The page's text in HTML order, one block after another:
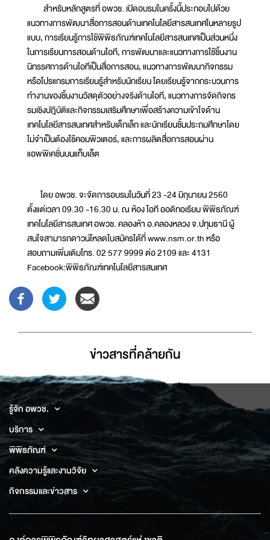
สำหรับหลักสูตรที่ อพวช. เปิดอบรมในครั้งนี้ประกอบไปด้วย
แนวทางการพัฒนาสื่อการสอนด้านเทคโนโลยีสารสนเทศในหลายรูป
แบบ, การเรียนรู้การใช้พิพิธภัณฑ์เทคโนโลยีสารสนเทศเป็นส่วนหนึ่ง
ในการเรียนการสอนด้านไอที, การพัฒนาและแนวทางการใช้ชิ้นงาน
นิทรรศการด้านไอทีเป็นสื่อการสอน, แนวทางการพัฒนากิจกรรม
หรือโปรแกรมการเรียนรู้สำหรับนักเรียน โดยเรียนรู้จากกระบวนการ
ทำงานของชิ้นงานวัสดุตัวอย่างจริงด้านไอที, แนวทางการจัดกิจกร
รมเชิงปฎิบัติและกิจกรรมเสริมศึกษาเพื่อสร้างความเข้าใจด้าน
เทคโนโลยีสารสนเทศสำหรับเด็กเล็ก และนักเรียนชั้นประถมศึกษาโดย
ไม่จำเป็นต้องใช้คอมพิวเตอร์, และการผลิตสื่อการสอนผ่าน
แอพพิเคชั่นบนแท็บเล็ต
โดย อพวช. จะจัดการอบรมในวันที่ 23 -24 มิถุนายน 2560
ตั้งแต่เวลา 09.30 -16.30 น. ณ ห้อง ไอที ออดิทอเรียม พิพิธภัณฑ์
เทคโนโลยีสารสนเทศ อพวช. คลองห้า อ.คลองหลวง จ.ปทุมธานี ผู้
สนใจสามารถดาวน์โหลดใบสมัครได้ที่ www.nsm.or.th หรือ
สอบถามเพิ่มเติมโทร. 02 577 9999 ต่อ 2109 และ 4131
Facebook:พิพิธภัณฑ์เทคโนโลยีสารสนเทศ
ข่าวสารที่่คล้ายกัน
รู้จัก อพวช.
บริการ
พิพิธภัณฑ์
คลังความรู้และงานวิจัย
กิจกรรมและข่าวสาร